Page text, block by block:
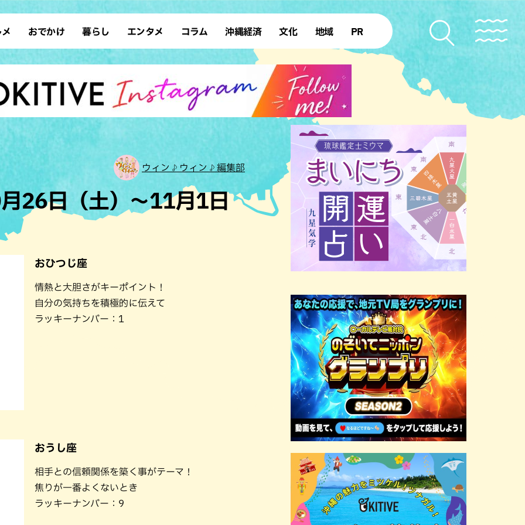
ン 沖縄そば
ウト カフェ
和食・日本料理
理 アジア・エスニック
イタリアン
フレンチ
・焼肉 焼鳥・串料理
肉料理 居酒屋・バー
イキング
カレー
タコス・タコライス
おでかけ
デート ドライブ
散歩 ソロ活
歴史
レジャー アート
ショッピング ホテル
サウナ 公園
暮らし
レシピ SDGs
ファッション ローカルニュース
沖縄移住 沖縄旧暦行事
エンタメ
スポーツ 占い
タレント・芸人 テレビ
コラム 沖縄経済 文化
復帰50年
地域
本島北部
本島南部 先島諸島
北部離島
PR
ウィン♪ウィン♪編集部
26日（土）～11月1日
おひつじ座
情熱と大胆さがキーポイント！
自分の気持ちを積極的に伝えて
ラッキーナンバー：1
おうし座
相手との信頼関係を築く事がテーマ！
焦りが一番よくないとき
ラッキーナンバー：9